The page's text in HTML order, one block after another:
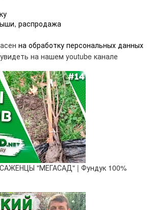
распродажа
на обработку персональных данных
на нашем youtube канале
"МЕГАСАД" | Фундук 100%